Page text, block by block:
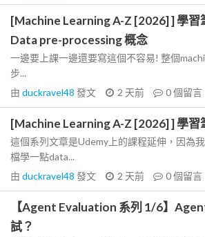
[Machine Learning A-Z [2026] ] 學習
Data pre-processing 概念
一邊要上課一邊還要寫這個不容易! 整個
步...
由 duckravel48 發文 2 天前 0個留言
[Machine Learning A-Z [2026] ] 學習
這個系列文章是Udemy上的課程延伸，因為
檔學一點data...
由 duckravel48 發文 2 天前 0個留言
【Agent Evaluation 系列 1/6】
試？